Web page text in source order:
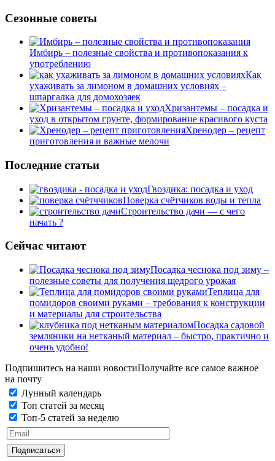
Сезонные советы
Имбирь – полезные свойства и противопоказания к
употреблению
Как
ухаживать за лимоном в домашних условиях –
шпаргалка для домохозяек
Хризантемы – посадка и
уход в открытом грунте, формирование красивого куста
Хренодер – рецепт
приготовления и важные мелочи
Последние статьи
Гвоздика: посадка и уход
Поверка счётчиков воды и тепла
Строительство дачи — с чего
начать ?
Сейчас читают
Посадка чеснока под зиму –
полезные советы для получения щедрого урожая
Теплица для
помидоров своими руками – требования к конструкции
и материалы для строительства
Посадка садовой
земляники на нетканый материал – быстро, практично и
очень удобно!
Подпишитесь на наши новостиПолучайте все самое важное
на почту
Лунный календарь
Топ статей за месяц
Топ-5 статей за неделю